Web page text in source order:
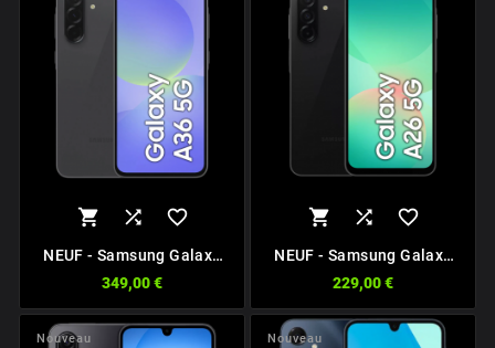
  
NEUF - Samsung Galaxy
349,00 €
  
NEUF - Samsung Galaxy
229,00 €
Nouveau Nouveau